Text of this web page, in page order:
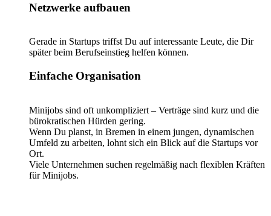
Netzwerke aufbauen
Gerade in Startups triffst Du auf interessante Leute, die Dir
später beim Berufseinstieg helfen können.
Einfache Organisation
Minijobs sind oft unkompliziert – Verträge sind kurz und die
bürokratischen Hürden gering.
Wenn Du planst, in Bremen in einem jungen, dynamischen
Umfeld zu arbeiten, lohnt sich ein Blick auf die Startups vor
Ort.
Viele Unternehmen suchen regelmäßig nach flexiblen Kräften
für Minijobs.